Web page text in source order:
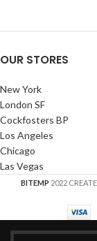
OUR STORES
New York
London SF
Cockfosters BP
Los Angeles
Chicago
Las Vegas
BITEMP 2022